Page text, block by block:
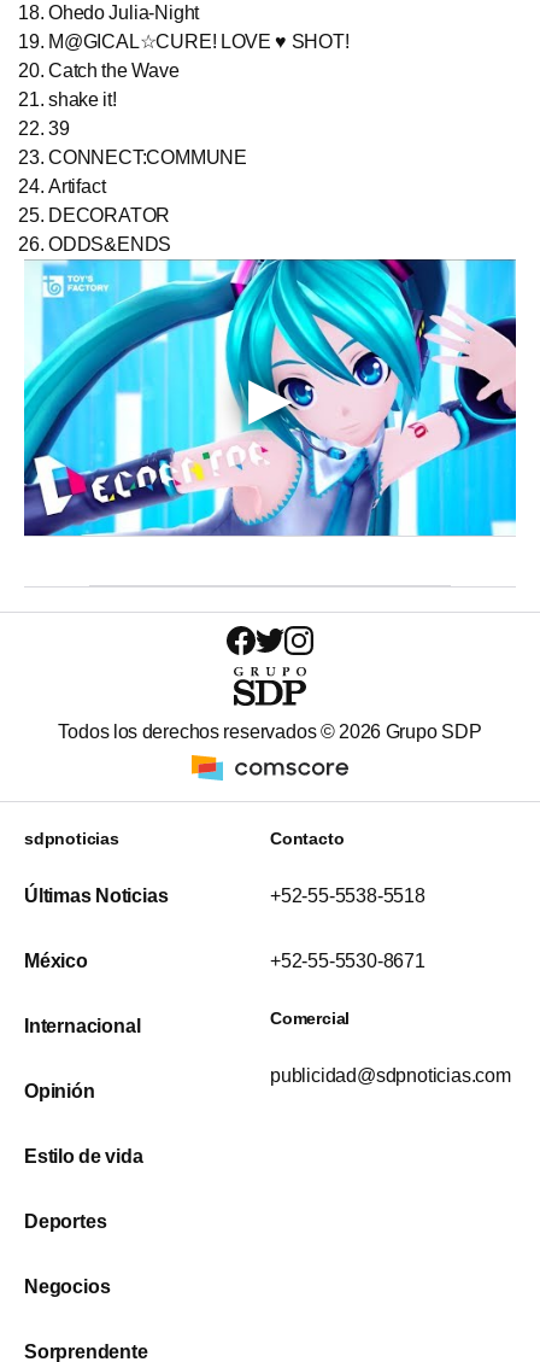
Ohedo Julia-Night
M@GICAL☆CURE! LOVE ♥ SHOT!
Catch the Wave
shake it!
39
CONNECT:COMMUNE
Artifact
DECORATOR
ODDS&ENDS
Todos los derechos reservados © 2026 Grupo SDP
sdpnoticias
Últimas Noticias
México
Internacional
Opinión
Estilo de vida
Deportes
Negocios
Sorprendente
Contacto
+52-55-5538-5518
+52-55-5530-8671
Comercial
publicidad@sdpnoticias.com